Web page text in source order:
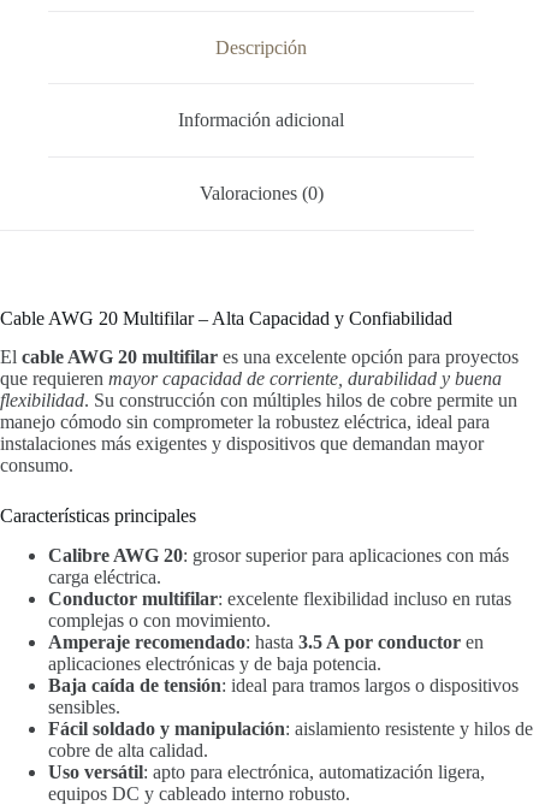
Descripción
Información adicional
Valoraciones (0)
Cable AWG 20 Multifilar – Alta Capacidad y Confiabilidad
El cable AWG 20 multifilar es una excelente opción para proyectos
que requieren mayor capacidad de corriente, durabilidad y buena
flexibilidad. Su construcción con múltiples hilos de cobre permite un
manejo cómodo sin comprometer la robustez eléctrica, ideal para
instalaciones más exigentes y dispositivos que demandan mayor
consumo.
Características principales
Calibre AWG 20: grosor superior para aplicaciones con más
carga eléctrica.
Conductor multifilar: excelente flexibilidad incluso en rutas
complejas o con movimiento.
Amperaje recomendado: hasta 3.5 A por conductor en
aplicaciones electrónicas y de baja potencia.
Baja caída de tensión: ideal para tramos largos o dispositivos
sensibles.
Fácil soldado y manipulación: aislamiento resistente y hilos de
cobre de alta calidad.
Uso versátil: apto para electrónica, automatización ligera,
equipos DC y cableado interno robusto.